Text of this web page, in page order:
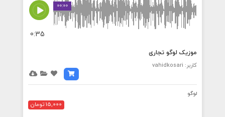
00:00
0:35
موزیک لوگو تجاری
کاربر: vahidkosari
لوگو
15,000 تومان